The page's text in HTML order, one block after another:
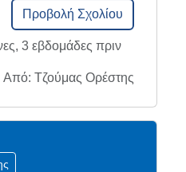
Προβολή Σχολίου
3 εβδομάδες πριν
Από: Τζούμας Ορέστης